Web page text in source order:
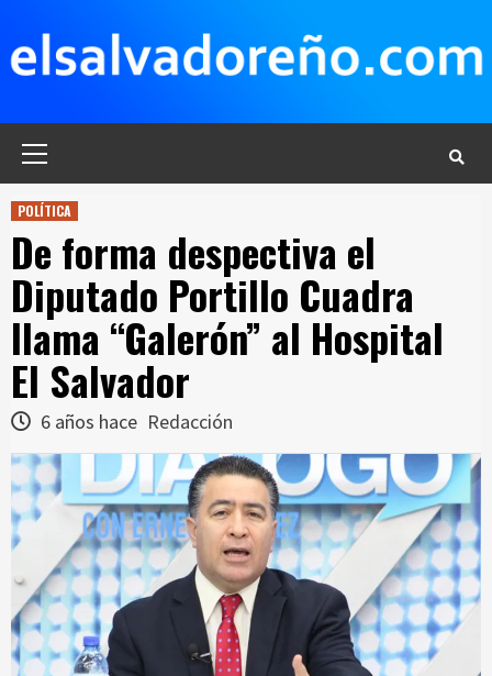
contenido
POLÍTICA
De forma despectiva el
Diputado Portillo Cuadra
llama “Galerón” al Hospital
El Salvador
6 años hace Redacción